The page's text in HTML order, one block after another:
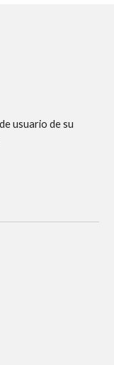
usuario de su